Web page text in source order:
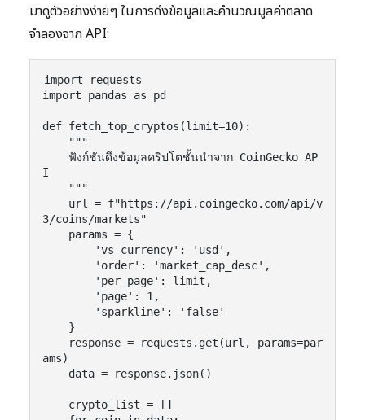
มาดูตัวอย่างง่ายๆ ในการดึงข้อมูลและคำนวณมูลค่าตลาด
จำลองจาก API:
import requests
import pandas as pd
def fetch_top_cryptos(limit=10):
I
3/coins/markets"
ams)